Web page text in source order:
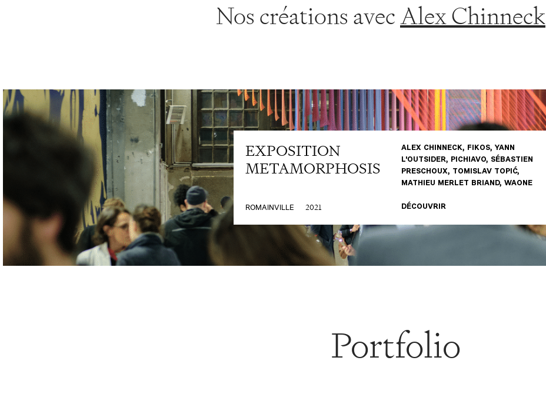
Nos créations avecAlex Chinneck
EXPOSITION
METAMORPHOSIS
ALEX CHINNECK, FIKOS, YANN
L'OUTSIDER, PICHIAVO, SÉBASTIEN
PRESCHOUX, TOMISLAV TOPIĆ,
MATHIEU MERLET BRIAND, WAONE
ROMAINVILLE 2021 DÉCOUVRIR
Portfolio